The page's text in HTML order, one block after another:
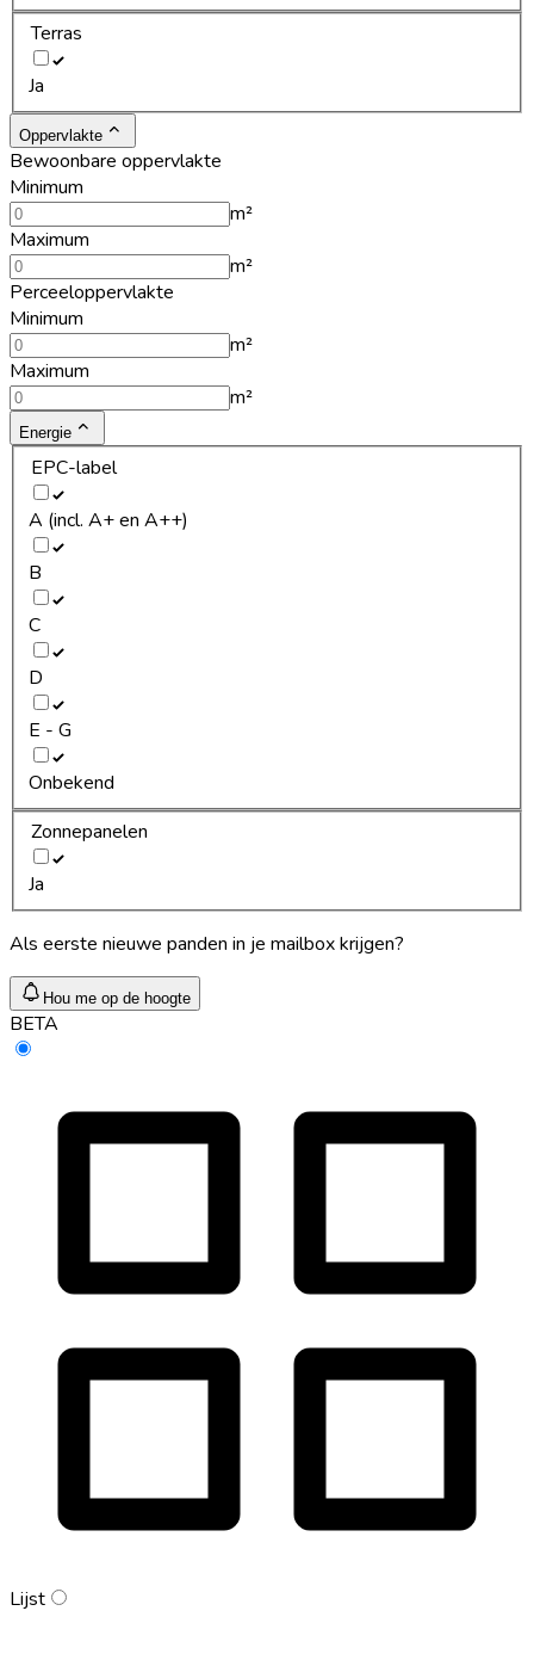
Terras
Ja
Oppervlakte
Bewoonbare oppervlakte
Minimum
m²
Maximum
m²
Perceeloppervlakte
Minimum
m²
Maximum
m²
Energie
EPC-label
A (incl. A+ en A++)
B
C
D
E - G
Onbekend
Zonnepanelen
Ja
Als eerste nieuwe panden in je mailbox krijgen?
Hou me op de hoogte
BETA
Lijst